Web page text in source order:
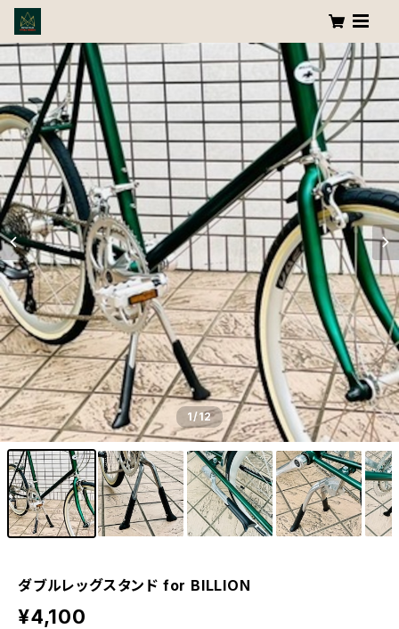
1/12
ダブルレッグスタンド for BILLION
¥4,100